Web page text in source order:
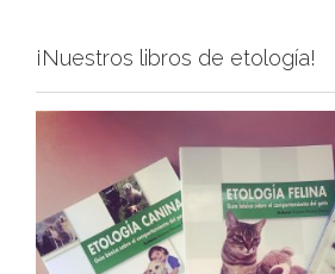
¡Nuestros libros de etología!